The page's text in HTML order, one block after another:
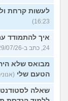
לעשות קרחת
16:23)
איך להתמודד
24, כתב ב-29/07/26 16:14)
מבואס שלא
הטעם שלי (אנונימי, בן 25,
שאלה